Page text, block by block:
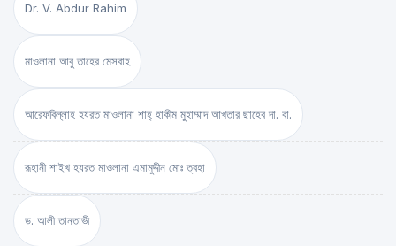
Dr. V. Abdur Rahim
মাওলানা আবু তাহের মেসবাহ
আরেফবিল্লাহ হযরত মাওলানা শাহ্ হাকীম মুহাম্মাদ আখতার ছাহেব দা. বা.
রূহানী শাইখ হযরত মাওলানা এমামুদ্দীন মোঃ ত্বহা
ড. আলী তানতাভী